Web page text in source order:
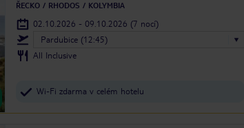
ŘECKO RHODOS KOLYMBIA
02.10.2026 - 09.10.2026 (7 nocí)
Pardubice (12:45)
All Inclusive
Wi-Fi zdarma v celém hotelu